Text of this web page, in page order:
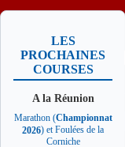
LES
PROCHAINES
COURSES
A la Réunion
Marathon (Championnat
2026) et Foulées de la
Corniche